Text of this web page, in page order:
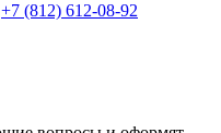
+7 (812) 612-08-92